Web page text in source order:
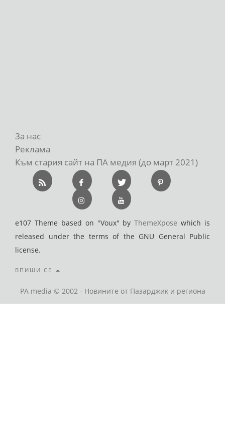
За нас
Реклама
Към стария сайт на ПА медия (до март 2021)
e107 Theme based on "Voux" byThemeXpose which is
released under the terms of the GNU General Public
license.
ВПИШИ СЕ
PA media © 2002 - Новините от Пазарджик и региона